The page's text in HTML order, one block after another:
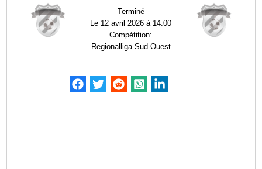
Terminé
Le 12 avril 2026 à 14:00
Compétition:
Regionalliga Sud-Ouest